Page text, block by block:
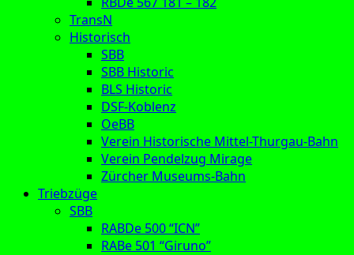
TransN
Historisch
SBB
SBB Historic
BLS Historic
DSF-Koblenz
OeBB
Verein Historische Mittel-Thurgau-Bahn
Verein Pendelzug Mirage
Zürcher Museums-Bahn
Triebzüge
SBB
RABDe 500 “ICN”
RABe 501 “Giruno”